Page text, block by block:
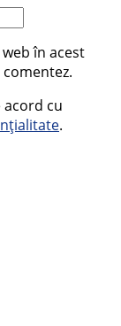
în acest
acord cu
.